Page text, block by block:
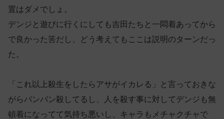
置はダメでしょ。
デンジと遊びに行くにしても吉田たちと一悶着あってから
で良かった筈だし、どう考えてもここは説明のターンだっ
た。
「これ以上殺生をしたらアサがイカレる」と言っておきな
がらバンバン殺してるし、人を殺す事に対してデンジも無
頓着になってて気持ち悪いし、キャラもメチャクチャで